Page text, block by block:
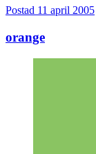
Postad 11 april 2005
orange